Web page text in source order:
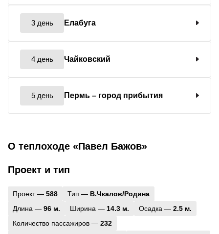
3 день Елабуга
4 день Чайковский
5 день Пермь – город прибытия
О теплоходе «Павел Бажов»
Проект и тип
Проект — 588 Тип — В.Чкалов/Родина
Длина — 96 м. Ширина — 14.3 м. Осадка — 2.5 м.
Количество пассажиров — 232